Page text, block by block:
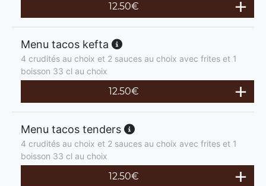
12.50€
Menu tacos kefta
4 crudités au choix et 2 sauces au choix avec frites et 1
boisson 33 cl au choix
12.50€
Menu tacos tenders
4 crudités au choix et 2 sauces au choix avec frites et 1
boisson 33 cl au choix
12.50€